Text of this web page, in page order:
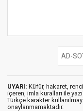
UYARI: Küfür, hakaret,
içeren, imla kuralları ile
Türkçe karakter
onaylanmamaktadır.